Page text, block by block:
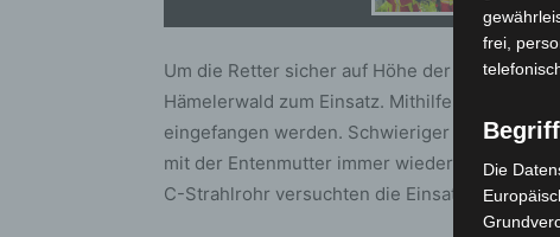
Um die Retter sicher auf Höhe der
Hämelerwald zum Einsatz. Mithilfe von
eingefangen werden. Schwieriger gestaltete
mit der Entenmutter immer wieder auswich.
C-Strahlrohr versuchten die Einsatzkräfte
frei,
Die